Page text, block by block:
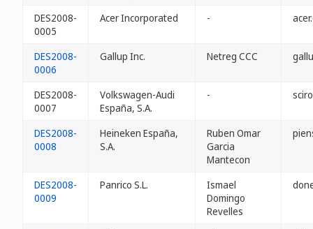
DES2008-
0005
Acer Incorporated -
DES2008-
0006
Gallup Inc. Netreg CCC
DES2008-
0007
Volkswagen-Audi
España, S.A.
-
DES2008-
0008
Heineken España,
S.A.
Ruben Omar
Garcia
Mantecon
DES2008-
0009
Panrico S.L.
Ismael
Domingo
Revelles